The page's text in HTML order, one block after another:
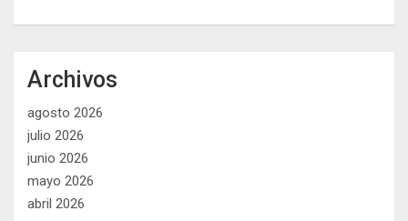
Archivos
agosto 2026
julio 2026
junio 2026
mayo 2026
abril 2026